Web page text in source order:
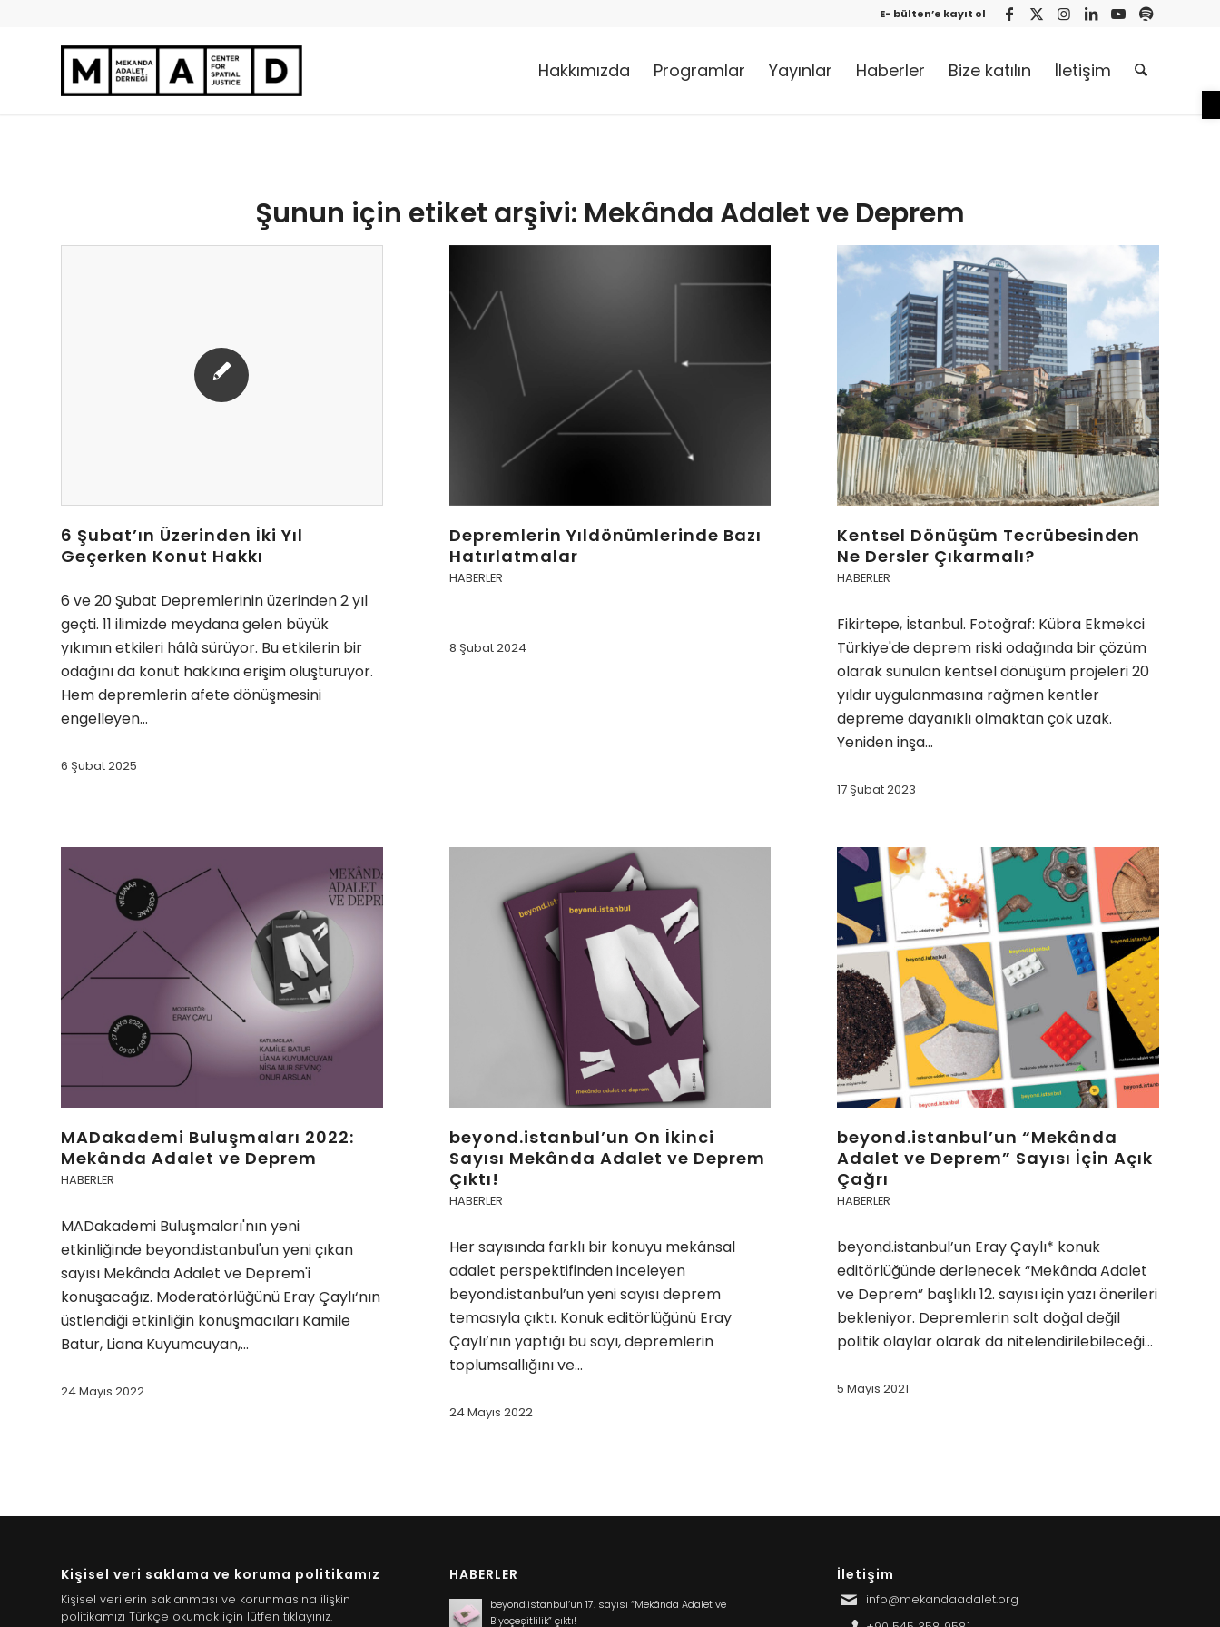
E- bülten’e kayıt ol
Hakkımızda Programlar Yayınlar Haberler Bize katılın İletişim
Şunun için etiket arşivi: Mekânda Adalet ve Deprem
6 Şubat’ın Üzerinden İki Yıl
Geçerken Konut Hakkı
6 ve 20 Şubat Depremlerinin üzerinden 2 yıl
geçti. 11 ilimizde meydana gelen büyük
yıkımın etkileri hâlâ sürüyor. Bu etkilerin bir
odağını da konut hakkına erişim oluşturuyor.
Hem depremlerin afete dönüşmesini
engelleyen…
6 Şubat 2025
Depremlerin Yıldönümlerinde Bazı
Hatırlatmalar
HABERLER
8 Şubat 2024
Kentsel Dönüşüm Tecrübesinden
Ne Dersler Çıkarmalı?
HABERLER
Fikirtepe, İstanbul. Fotoğraf: Kübra Ekmekci
Türkiye'de deprem riski odağında bir çözüm
olarak sunulan kentsel dönüşüm projeleri 20
yıldır uygulanmasına rağmen kentler
depreme dayanıklı olmaktan çok uzak.
Yeniden inşa…
17 Şubat 2023
MADakademi Buluşmaları 2022:
Mekânda Adalet ve Deprem
HABERLER
MADakademi Buluşmaları'nın yeni
etkinliğinde beyond.istanbul'un yeni çıkan
sayısı Mekânda Adalet ve Deprem'i
konuşacağız. Moderatörlüğünü Eray Çaylı‘nın
üstlendiği etkinliğin konuşmacıları Kamile
Batur, Liana Kuyumcuyan,…
24 Mayıs 2022
beyond.istanbul’un On İkinci
Sayısı Mekânda Adalet ve Deprem
Çıktı!
HABERLER
Her sayısında farklı bir konuyu mekânsal
adalet perspektifinden inceleyen
beyond.istanbul’un yeni sayısı deprem
temasıyla çıktı. Konuk editörlüğünü Eray
Çaylı’nın yaptığı bu sayı, depremlerin
toplumsallığını ve…
24 Mayıs 2022
beyond.istanbul’un “Mekânda
Adalet ve Deprem” Sayısı İçin Açık
Çağrı
HABERLER
beyond.istanbul’un Eray Çaylı* konuk
editörlüğünde derlenecek “Mekânda Adalet
ve Deprem” başlıklı 12. sayısı için yazı önerileri
bekleniyor. Depremlerin salt doğal değil
politik olaylar olarak da nitelendirilebileceği…
5 Mayıs 2021
Kişisel veri saklama ve koruma politikamız
Kişisel verilerin saklanması ve korunmasına ilişkin
politikamızı Türkçe okumak için lütfen tıklayınız.
HABERLER
beyond.istanbul’un 17. sayısı “Mekânda Adalet ve
Biyoçeşitlilik” çıktı!
İletişim
info@mekandaadalet.org